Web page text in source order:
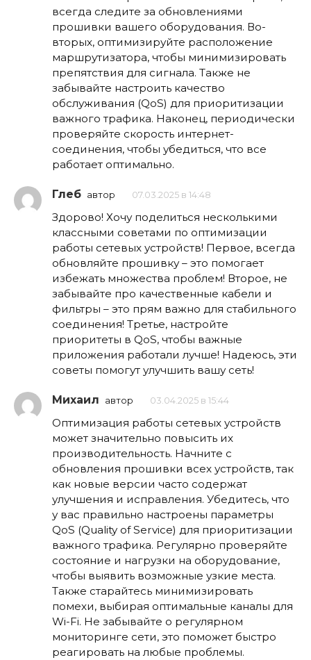
всегда следите за обновлениями
прошивки вашего оборудования. Во-
вторых, оптимизируйте расположение
маршрутизатора, чтобы минимизировать
препятствия для сигнала. Также не
забывайте настроить качество
обслуживания (QoS) для приоритизации
важного трафика. Наконец, периодически
проверяйте скорость интернет-
соединения, чтобы убедиться, что все
работает оптимально.
Глеб автор 07.03.2025 в 14:48
Здорово! Хочу поделиться несколькими
классными советами по оптимизации
работы сетевых устройств! Первое, всегда
обновляйте прошивку – это помогает
избежать множества проблем! Второе, не
забывайте про качественные кабели и
фильтры – это прям важно для стабильного
соединения! Третье, настройте
приоритеты в QoS, чтобы важные
приложения работали лучше! Надеюсь, эти
советы помогут улучшить вашу сеть!
Михаил автор 03.04.2025 в 15:44
Оптимизация работы сетевых устройств
может значительно повысить их
производительность. Начните с
обновления прошивки всех устройств, так
как новые версии часто содержат
улучшения и исправления. Убедитесь, что
у вас правильно настроены параметры
QoS (Quality of Service) для приоритизации
важного трафика. Регулярно проверяйте
состояние и нагрузки на оборудование,
чтобы выявить возможные узкие места.
Также старайтесь минимизировать
помехи, выбирая оптимальные каналы для
Wi-Fi. Не забывайте о регулярном
мониторинге сети, это поможет быстро
реагировать на любые проблемы.